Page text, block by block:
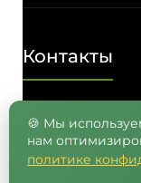
Контакты
8 (962) 050-05-65, 8
E-mail:
🍪 Мы
нам
политике